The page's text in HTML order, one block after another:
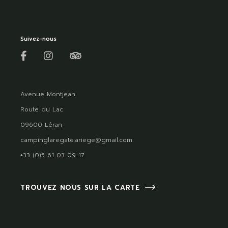
Suivez-nous
Avenue Montjean
Route du Lac
09600 Léran
campinglaregate.ariege@gmail.com
+33 (0)5 61 03 09 17
TROUVEZ NOUS SUR LA CARTE